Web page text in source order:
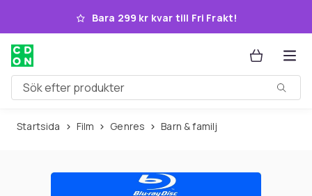
Hoppa till huvudinnehållet
Bara 299 kr kvar till Fri Frakt!
Sök efter produkter
Startsida Film Genres Barn & familj